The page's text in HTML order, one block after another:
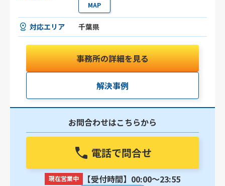
MAP
対応エリア 千葉県
事務所の詳細を見る
解決事例
お問合わせはこちらから
電話で問合せ
現在営業中 【受付時間】00:00〜23:55